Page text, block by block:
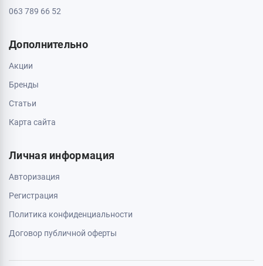
Доставка и оплата
Обмен и возврат
Свяжитесь с нами
0 800 403 173
044 334 54 27
063 789 66 52
Дополнительно
Акции
Бренды